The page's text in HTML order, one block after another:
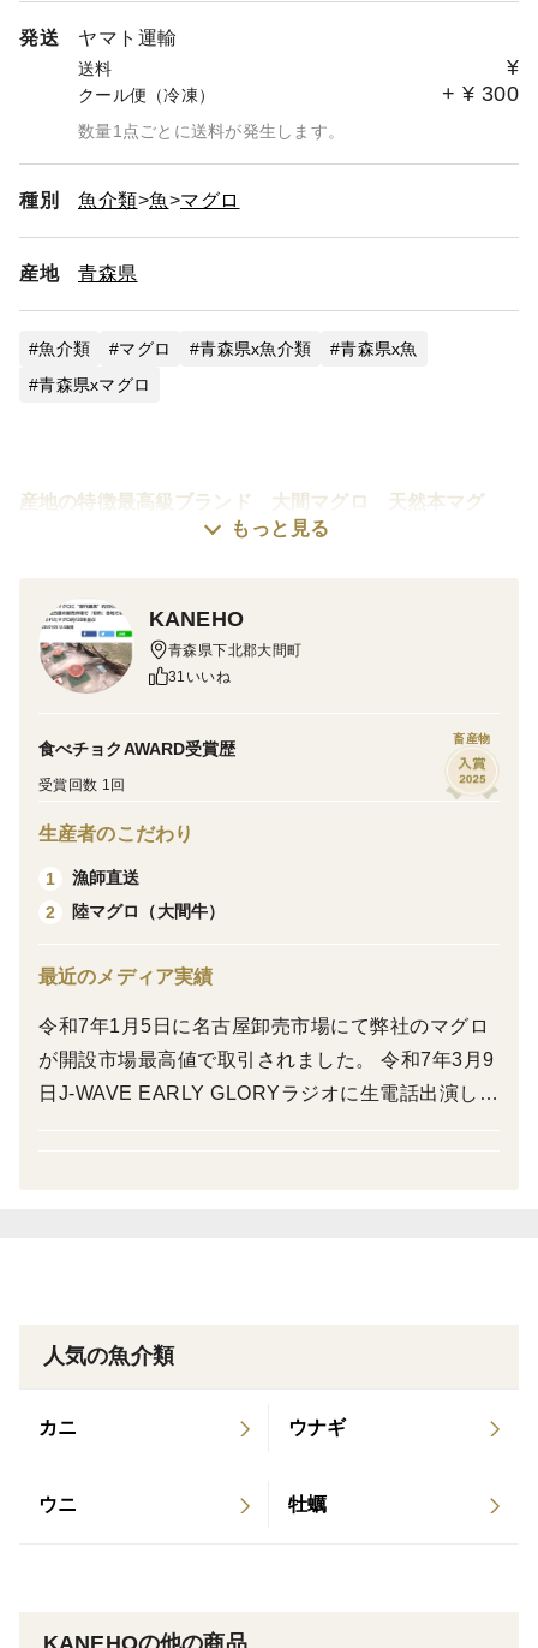
発送 ヤマト運輸
送料 ¥
クール便（冷凍） + ¥ 300
数量1点ごとに送料が発生します。
種別 魚介類 魚 マグロ
産地 青森県
魚介類 マグロ 青森県x魚介類
青森県x魚
青森県xマグロ
産地の特徴最高級ブランド 大間マグロ 天然本マグ
ロ！1本から数百ｇしか取れない超貴重です。
安定となっています。
数量限定ですが販売の準備ができましたので、この機会
にぜひお召し上がり下さい♪
〇内容量：大間マグロカマトロ（200ｇ前後）×2
大間マグロ大トロ （200ｇ前後）×4
大間マグロ中トロ2柵（200ｇ前後）×4
※切り落とし・中落の解凍方法：解凍時、多少のドリッ
１度、確認しドリップが出ているようであれば真空パッ
クから出しキッチンペーパーなどで拭き取り、なるべく
空気にふれないようラップをし冷蔵庫内で解凍の続きを
もっと見る
KANEHO
青森県下北郡大間町
31いいね
食べチョクAWARD受賞歴
受賞回数 1回
畜産物
生産者のこだわり
1
漁師直送
2
陸マグロ（大間牛）
最近のメディア実績
令和7年1月5日に名古屋卸売市場にて弊社のマグロ
が開設市場最高値で取引されました。 令和7年3月9
日J-WAVE EARLY GLORYラジオに生電話出演しま
人気の魚介類
カニ ウナギ
ウニ 牡蠣
KANEHOの他の商品